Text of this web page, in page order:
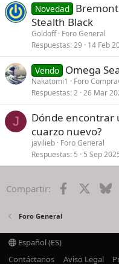
Novedad
Stealth Black
Goldoff Foro General
Respuestas 29 14 Feb
Vendo Omega
Nakatomi1
Foro
Respuestas 2 26 Mar
J
Dónde encontrar
cuarzo nuevo?
javilieb Foro General
Respuestas 5 5 Sep
Compartir: Facebook
Foro General
Español (ES)
Contáctanos
Aviso Legal